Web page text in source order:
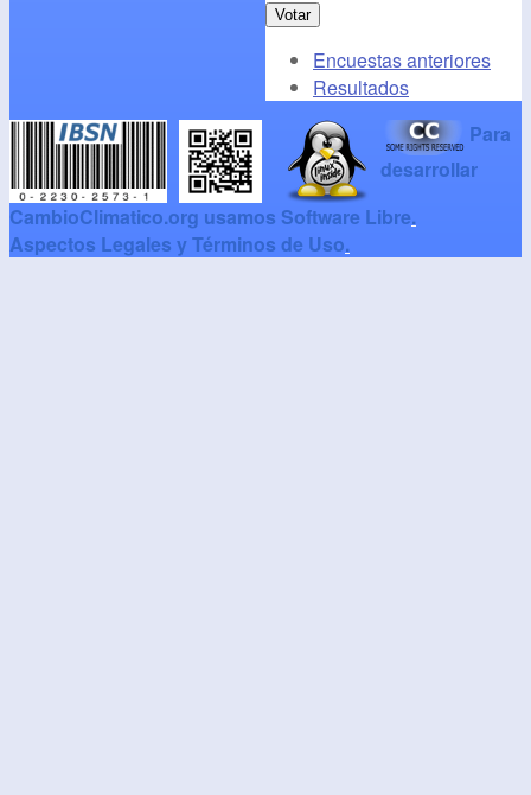
Encuestas anteriores
Resultados
Para
desarrollar
CambioClimatico.org usamos Software Libre.
Aspectos Legales y Términos de Uso.